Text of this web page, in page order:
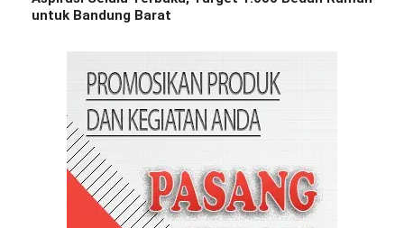
untuk Bandung Barat